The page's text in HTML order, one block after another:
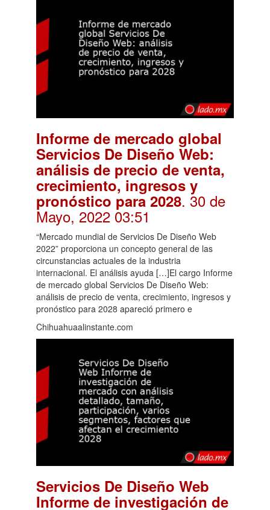
Informe de mercado global
Servicios De Diseño Web:
análisis de precio de venta,
crecimiento, ingresos y
pronóstico para 2028. 30 de
Mayo, 2022 03:51
“Mercado mundial de Servicios De Diseño Web
2022” proporciona un concepto general de las
circunstancias actuales de la industria
internacional. El análisis ayuda […]El cargo Informe
de mercado global Servicios De Diseño Web:
análisis de precio de venta, crecimiento, ingresos y
pronóstico para 2028 apareció primero e
Chihuahuaalinstante.com
Servicios De Diseño Web
Informe de investigación de